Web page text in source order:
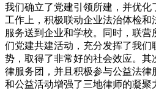
我们确立了党建引领所建，并优化
工作上，积极联动企业法治体检
服务送到企业和学校。同时，联
们党建共建活动，充分发挥了我
势，取得了非常好的社会效应。
律服务团，并且积极参与公益法律
和公益活动增强了三地律师的凝聚